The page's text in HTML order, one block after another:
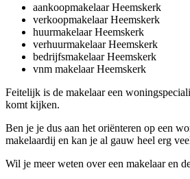
aankoopmakelaar Heemskerk
verkoopmakelaar Heemskerk
huurmakelaar Heemskerk
verhuurmakelaar Heemskerk
bedrijfsmakelaar Heemskerk
vnm makelaar Heemskerk
Feitelijk is de makelaar een
komt kijken.
Ben je je dus aan het oriënteren op een
makelaardij en kan je al gauw heel erg
Wil je meer weten over een makelaar en